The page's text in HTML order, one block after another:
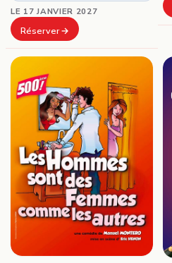
LE 17 JANVIER 2027
Réserver